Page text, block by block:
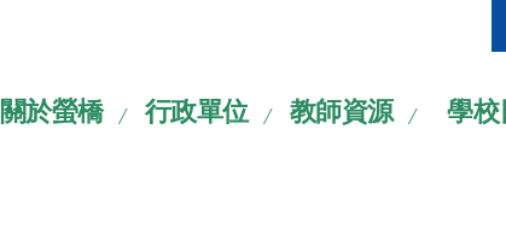
關於螢橋 行政單位 教師資源 學校